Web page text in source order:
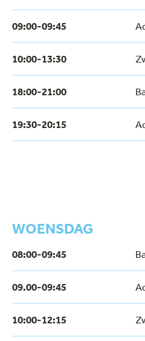
09:00-09:45
10:00-13:30
18:00-21:00
19:30-20:15
WOENSDAG
08:00-09:45
09.00-09:45
10:00-12:15